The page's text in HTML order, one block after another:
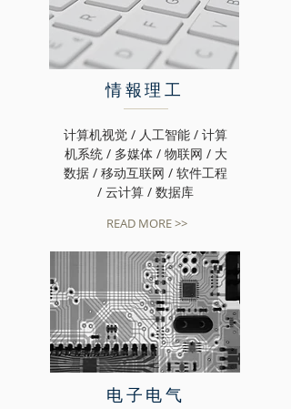
情報理工
计算机视觉 / 人工智能 / 计算
机系统 / 多媒体 / 物联网 / 大
数据 / 移动互联网 / 软件工程
/ 云计算 / 数据库
READ MORE >>
电子电气